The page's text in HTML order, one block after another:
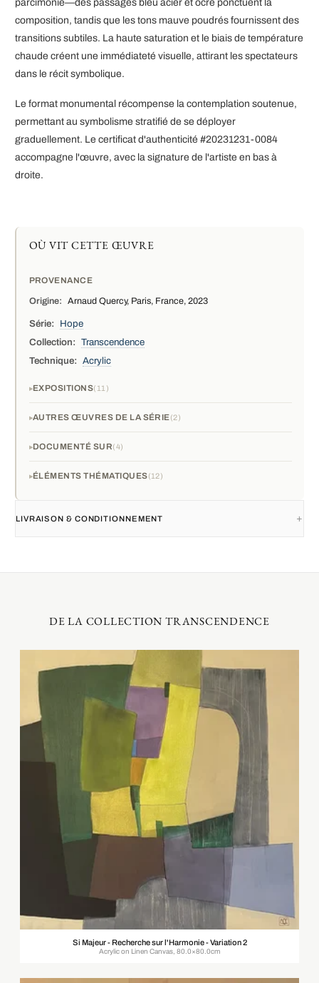
parcimonie—des passages bleu acier et ocre ponctuent la
composition, tandis que les tons mauve poudrés fournissent des
transitions subtiles. La haute saturation et le biais de température
chaude créent une immédiateté visuelle, attirant les spectateurs
dans le récit symbolique.
Le format monumental récompense la contemplation soutenue,
permettant au symbolisme stratifié de se déployer
graduellement. Le certificat d'authenticité #20231231-0084
accompagne l'œuvre, avec la signature de l'artiste en bas à
droite.
OÙ VIT CETTE ŒUVRE
PROVENANCE
Origine: Arnaud Quercy, Paris, France, 2023
Série:
Hope
Collection:
Transcendence
Technique:
Acrylic
EXPOSITIONS 11
AUTRES ŒUVRES DE LA SÉRIE 2
DOCUMENTÉ SUR 4
ÉLÉMENTS THÉMATIQUES 12
LIVRAISON & CONDITIONNEMENT
DE LA COLLECTION TRANSCENDENCE
Si Majeur - Recherche sur l'Harmonie - Variation 2
Acrylic on Linen Canvas, 80.0×80.0cm